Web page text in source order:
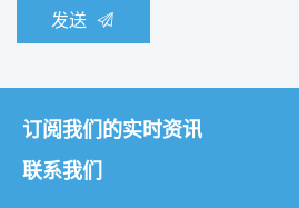
发送
订阅我们的实时资讯
联系我们